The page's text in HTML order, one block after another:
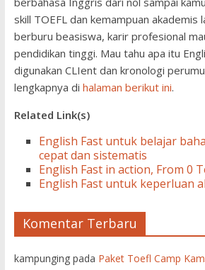
skill TOEFL dan kemampuan akademis
berburu beasiswa, karir profesional
pendidikan tinggi. Mau tahu apa itu
digunakan CLIent dan kronologi
lengkapnya di halaman berikut ini.
Related Link(s)
English Fast untuk belajar
cepat dan sistematis
English Fast in action, From 0
English Fast untuk keperluan
Komentar Terbaru
kampungingpada Paket Toefl Camp